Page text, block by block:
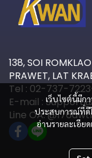
เว็บไซต์นี้มีก
ประสบการณ์ที่ดี
อ่านรายละเอีย
138, SOI
PRAWET, LAT
Tel : 02-737-
E-mail :
Line OA: